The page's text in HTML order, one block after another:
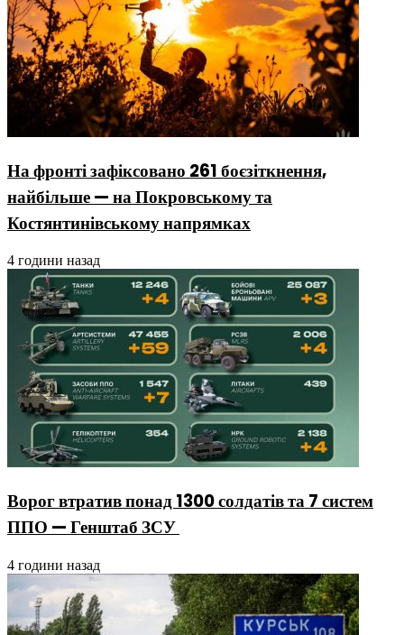
На фронті зафіксовано 261 боєзіткнення,
найбільше — на Покровському та
Костянтинівському напрямках
4 години назад
Ворог втратив понад 1300 солдатів та 7 систем
ППО — Генштаб ЗСУ
4 години назад